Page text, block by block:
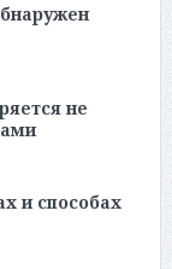
не
и способах